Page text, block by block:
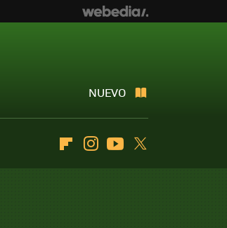
NUEVO
FlipboardInstagramYoutube